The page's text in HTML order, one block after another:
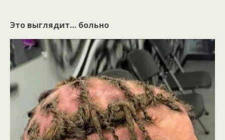
Это выглядит… больно